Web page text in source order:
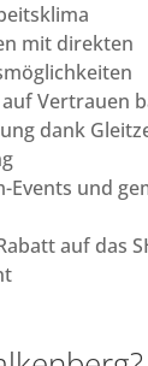
mit direkten
Vertrauen
dank
Events und
auf das